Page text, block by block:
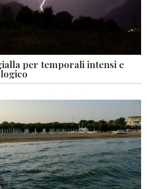
per temporali intensi e